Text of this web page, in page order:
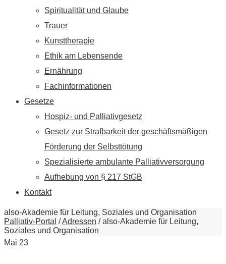
Spiritualität und Glaube
Trauer
Kunsttherapie
Ethik am Lebensende
Ernährung
Fachinformationen
Gesetze
Hospiz- und Palliativgesetz
Gesetz zur Strafbarkeit der geschäftsmäßigen
Förderung der Selbsttötung
Spezialisierte ambulante Palliativversorgung
Aufhebung von § 217 StGB
Kontakt
also-Akademie für Leitung, Soziales und Organisation
Palliativ-Portal /Adressen /also-Akademie für Leitung,
Soziales und Organisation
Mai 23